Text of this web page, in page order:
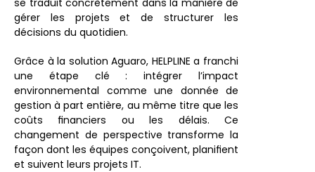
se traduit concrètement dans la manière de
gérer les projets et de structurer les
décisions du quotidien.
Grâce à la solution Aguaro, HELPLINE a franchi
une étape clé : intégrer l’impact
environnemental comme une donnée de
gestion à part entière, au même titre que les
coûts financiers ou les délais. Ce
changement de perspective transforme la
façon dont les équipes conçoivent, planifient
et suivent leurs projets IT.